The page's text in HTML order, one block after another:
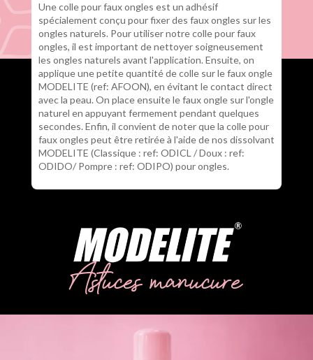
Une colle pour faux ongles est un adhésif
spécialement conçu pour fixer des faux ongles sur les
ongles naturels. Pour utiliser notre colle pour faux
ongles, il est important de nettoyer soigneusement
les ongles naturels avant l'application. Ensuite, on
applique une petite quantité de colle sur le faux ongle
MODELITE (ref: AFOON), en évitant le contact direct
avec la peau. On place ensuite le faux ongle sur l'ongle
naturel en appuyant fermement pendant quelques
secondes. Enfin, il convient de noter que la colle pour
faux ongles peut être retirée à l'aide de nos dissolvant
MODELITE (Classique : ref: ODICL / Doux : ref:
ODIDO/ Pompre : ref: ODIPO) pour ongles.
Astuces manucure